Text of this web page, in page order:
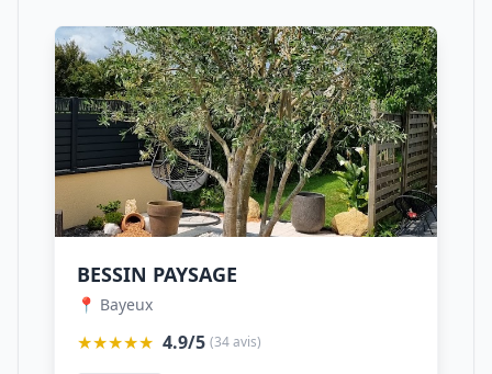
BESSIN PAYSAGE
📍 Bayeux
★★★★★ 4.9/5 (34 avis)